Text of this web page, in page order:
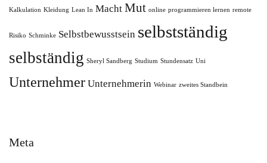
Kalkulation Kleidung Lean In Macht Mut online programmieren lernen remote
Risiko Schminke Selbstbewusstsein selbstständig
selbständig Sheryl Sandberg Studium Stundensatz Uni
Unternehmer Unternehmerin Webinar zweites Standbein
Meta